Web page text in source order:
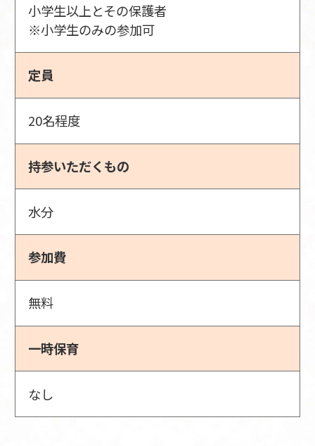
小学生以上とその保護者
※小学生のみの参加可
定員
20名程度
持参いただくもの
水分
参加費
無料
一時保育
なし